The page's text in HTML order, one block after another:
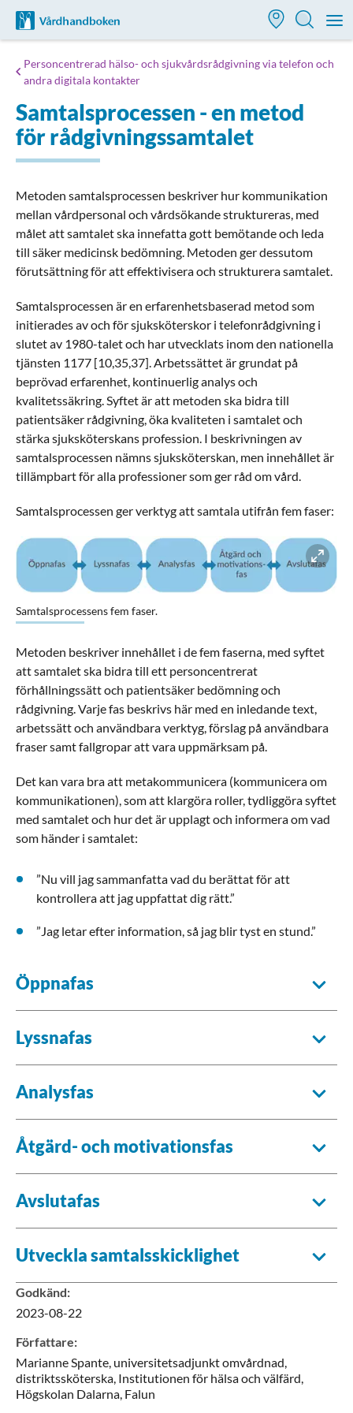
Till startsidan för Vårdhandboken
Personcentrerad hälso- och sjukvårdsrådgivning via telefon och
andra digitala kontakter
Samtalsprocessen - en metod
för rådgivningssamtalet
Metoden samtalsprocessen beskriver hur kommunikation
mellan vårdpersonal och vårdsökande struktureras, med
målet att samtalet ska innefatta gott bemötande och leda
till säker medicinsk bedömning. Metoden ger dessutom
förutsättning för att effektivisera och strukturera samtalet.
Samtalsprocessen är en erfarenhetsbaserad metod som
initierades av och för sjuksköterskor i telefonrådgivning i
slutet av 1980-talet och har utvecklats inom den nationella
tjänsten 1177 [10,35,37]. Arbetssättet är grundat på
beprövad erfarenhet, kontinuerlig analys och
kvalitetssäkring. Syftet är att metoden ska bidra till
patientsäker rådgivning, öka kvaliteten i samtalet och
stärka sjuksköterskans profession. I beskrivningen av
samtalsprocessen nämns sjuksköterskan, men innehållet är
tillämpbart för alla professioner som ger råd om vård.
Samtalsprocessen ger verktyg att samtala utifrån fem faser:
Samtalsprocessens fem faser.
Metoden beskriver innehållet i de fem faserna, med syftet
att samtalet ska bidra till ett personcentrerat
förhållningssätt och patientsäker bedömning och
rådgivning. Varje fas beskrivs här med en inledande text,
arbetssätt och användbara verktyg, förslag på användbara
fraser samt fallgropar att vara uppmärksam på.
Det kan vara bra att metakommunicera (kommunicera om
kommunikationen), som att klargöra roller, tydliggöra syftet
med samtalet och hur det är upplagt och informera om vad
som händer i samtalet:
”Nu vill jag sammanfatta vad du berättat för att
kontrollera att jag uppfattat dig rätt.”
”Jag letar efter information, så jag blir tyst en stund.”
Öppnafas
Lyssnafas
Analysfas
Åtgärd- och motivationsfas
Avslutafas
Utveckla samtalsskicklighet
Godkänd:
2023-08-22
Författare:
Marianne Spante, universitetsadjunkt omvårdnad,
distriktssköterska, Institutionen för hälsa och välfärd,
Högskolan Dalarna, Falun